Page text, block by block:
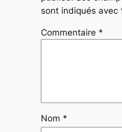
sont indiqués avec
Commentaire *
Nom *